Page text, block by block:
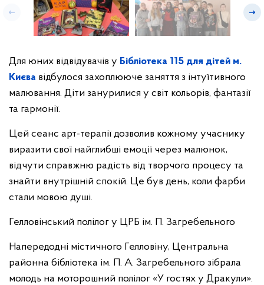
Для юних відвідувачів у Бібліотека 115 для дітей м.
Києва відбулося захоплююче заняття з інтуїтивного
малювання. Діти занурилися у світ кольорів, фантазії
та гармонії.
Цей сеанс арт-терапії дозволив кожному учаснику
виразити свої найглибші емоції через малюнок,
відчути справжню радість від творчого процесу та
знайти внутрішній спокій. Це був день, коли фарби
стали мовою душі.
Гелловінський полілог у ЦРБ ім. П. Загребельного
Напередодні містичного Гелловіну, Центральна
районна бібліотека ім. П. А. Загребельного зібрала
молодь на моторошний полілог «У гостях у Дракули».